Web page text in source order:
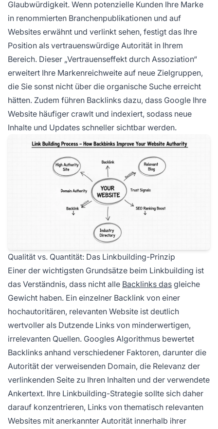
Glaubwürdigkeit. Wenn potenzielle Kunden Ihre Marke
in renommierten Branchenpublikationen und auf
Websites erwähnt und verlinkt sehen, festigt das Ihre
Position als vertrauenswürdige Autorität in Ihrem
Bereich. Dieser „Vertrauenseffekt durch Assoziation“
erweitert Ihre Markenreichweite auf neue Zielgruppen,
die Sie sonst nicht über die organische Suche erreicht
hätten. Zudem führen Backlinks dazu, dass Google Ihre
Website häufiger crawlt und indexiert, sodass neue
Inhalte und Updates schneller sichtbar werden.
Qualität vs. Quantität: Das Linkbuilding-Prinzip
Einer der wichtigsten Grundsätze beim Linkbuilding ist
das Verständnis, dass nicht alle Backlinks das gleiche
Gewicht haben. Ein einzelner Backlink von einer
hochautoritären, relevanten Website ist deutlich
wertvoller als Dutzende Links von minderwertigen,
irrelevanten Quellen. Googles Algorithmus bewertet
Backlinks anhand verschiedener Faktoren, darunter die
Autorität der verweisenden Domain, die Relevanz der
verlinkenden Seite zu Ihren Inhalten und der verwendete
Ankertext. Ihre Linkbuilding-Strategie sollte sich daher
darauf konzentrieren, Links von thematisch relevanten
Websites mit anerkannter Autorität innerhalb ihrer